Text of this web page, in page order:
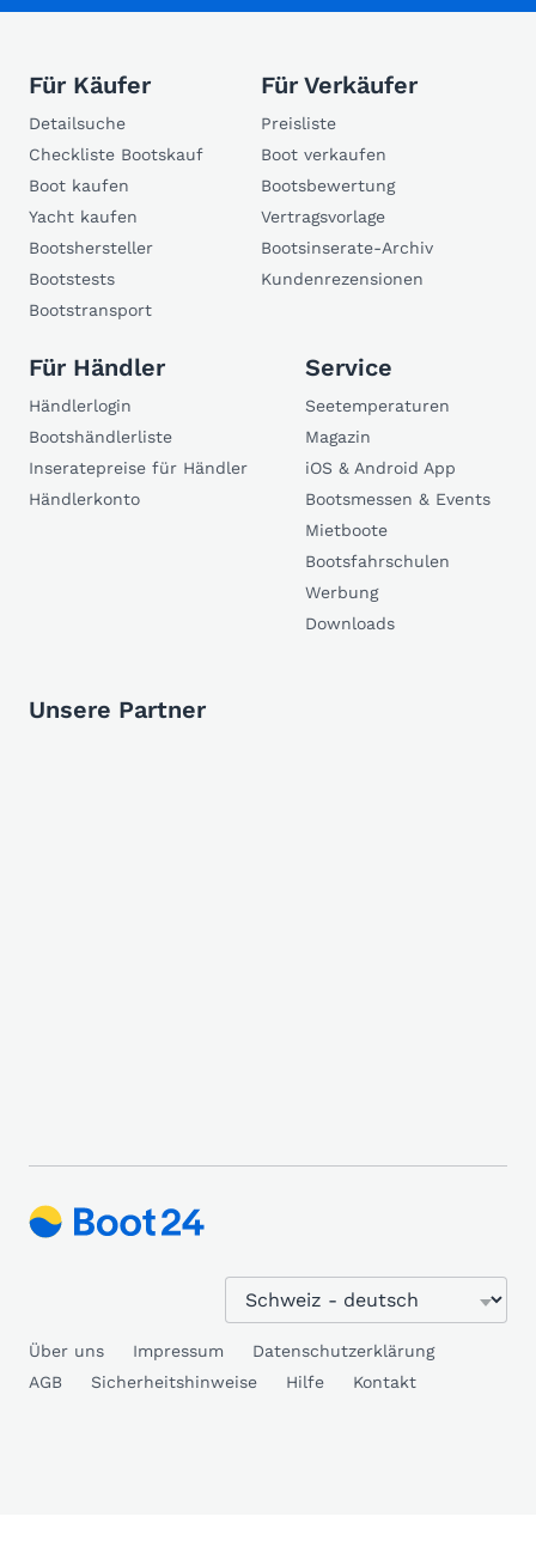
Für Käufer
Detailsuche
Checkliste Bootskauf
Boot kaufen
Yacht kaufen
Bootshersteller
Bootstests
Bootstransport
Für Verkäufer
Preisliste
Boot verkaufen
Bootsbewertung
Vertragsvorlage
Bootsinserate-Archiv
Kundenrezensionen
Für Händler
Händlerlogin
Bootshändlerliste
Inseratepreise für Händler
Händlerkonto
Service
Seetemperaturen
Magazin
iOS & Android App
Bootsmessen & Events
Mietboote
Bootsfahrschulen
Werbung
Downloads
Unsere Partner
Über uns Impressum
Datenschutzerklärung
AGB
Sicherheitshinweise Hilfe Kontakt